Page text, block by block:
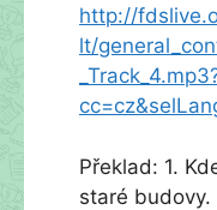
http://
lt/
Překlad: 1.
staré budovy.